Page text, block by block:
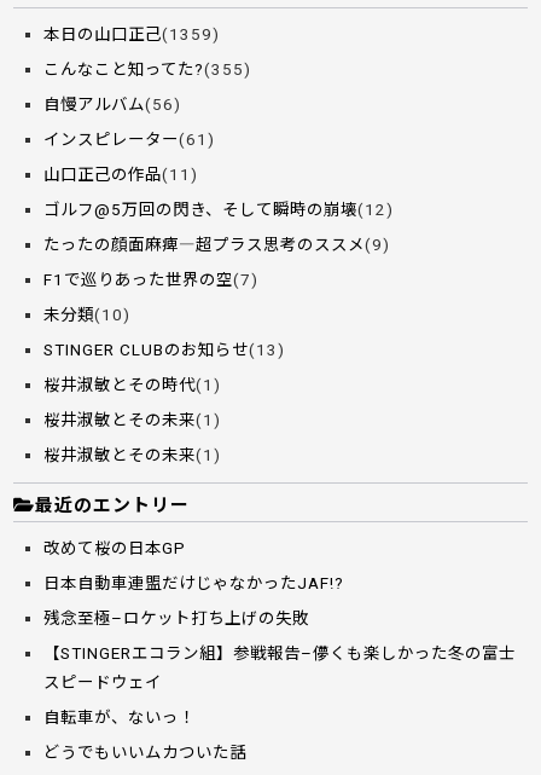
本日の山口正己(1359)
こんなこと知ってた?(355)
自慢アルバム(56)
インスピレーター(61)
山口正己の作品(11)
ゴルフ@5万回の閃き、そして瞬時の崩壊(12)
たったの顔面麻痺―超プラス思考のススメ(9)
F1で巡りあった世界の空(7)
未分類(10)
STINGER CLUBのお知らせ(13)
桜井淑敏とその時代(1)
桜井淑敏とその未来(1)
桜井淑敏とその未来(1)
最近のエントリー
改めて桜の日本GP
日本自動車連盟だけじゃなかったJAF!?
残念至極–ロケット打ち上げの失敗
【STINGERエコラン組】参戦報告–儚くも楽しかった冬の富士
スピードウェイ
自転車が、ないっ！
どうでもいいムカついた話